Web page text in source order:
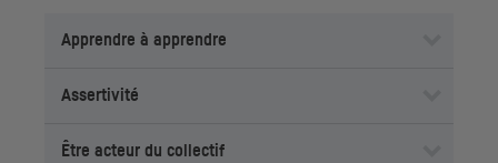
Apprendre à apprendre
Assertivité
Être acteur du collectif